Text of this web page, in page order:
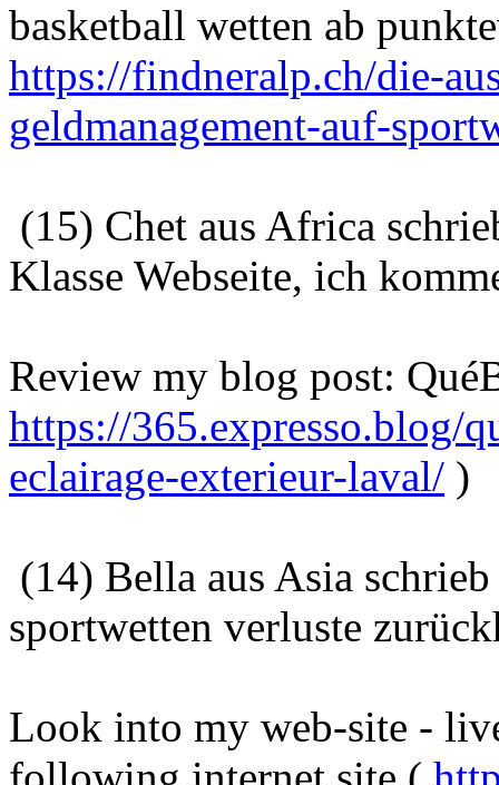
basketball wetten ab
https://findneralp.ch/die-
geldmanagement-auf-
(15) Chet aus Africa
Klasse Webseite, ich
Review my blog post:
https://365.expresso.blog/
eclairage-exterieur-laval/ )
(14) Bella aus Asia
sportwetten verluste
Look into my web-site -